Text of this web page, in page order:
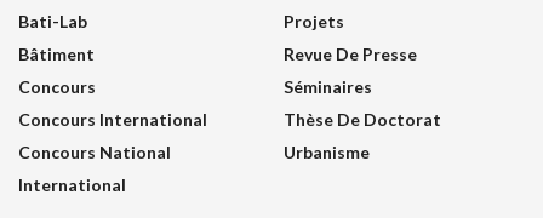
Bati-Lab
Bâtiment
Concours
Concours International
Concours National
International
Projets
Revue De Presse
Séminaires
Thèse De Doctorat
Urbanisme